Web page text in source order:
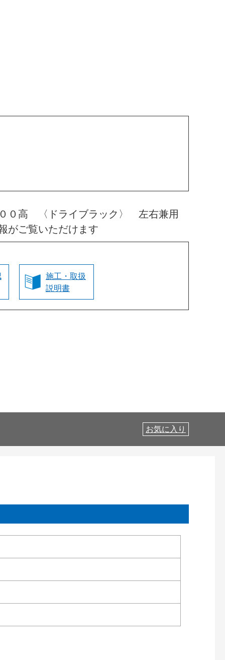
０高 〈ドライブラック〉 左右兼用
がご覧いただけます
施工・取扱
説明書
お気に入り